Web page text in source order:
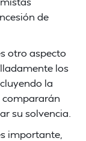
de
otro aspecto
los
la
compararán
su solvencia.
importante,